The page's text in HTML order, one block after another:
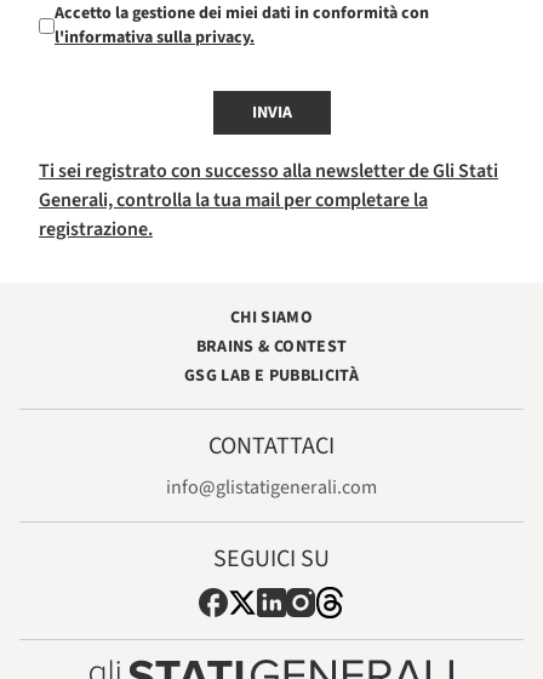
Accetto la gestione dei miei dati in conformità con
l'informativa sulla privacy.
INVIA
Ti sei registrato con successo alla newsletter de Gli Stati
Generali, controlla la tua mail per completare la
registrazione.
CHI SIAMO
BRAINS & CONTEST
GSG LAB E PUBBLICITÀ
CONTATTACI
info@glistatigenerali.com
SEGUICI SU